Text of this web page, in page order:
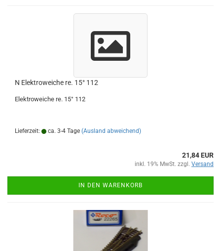
N Elektroweiche re. 15° 112
Elektroweiche re. 15° 112
Lieferzeit: ca. 3-4 Tage (Ausland abweichend)
21,84 EUR
inkl. 19% MwSt. zzgl. Versand
IN DEN WARENKORB